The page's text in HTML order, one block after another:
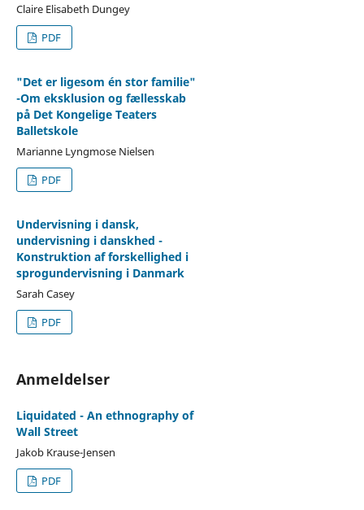
Claire Elisabeth Dungey
PDF
"Det er ligesom én stor familie"
-Om eksklusion og fællesskab
på Det Kongelige Teaters
Balletskole
Marianne Lyngmose Nielsen
PDF
Undervisning i dansk,
undervisning i danskhed -
Konstruktion af forskellighed i
sprogundervisning i Danmark
Sarah Casey
PDF
Anmeldelser
Liquidated - An ethnography of
Wall Street
Jakob Krause-Jensen
PDF